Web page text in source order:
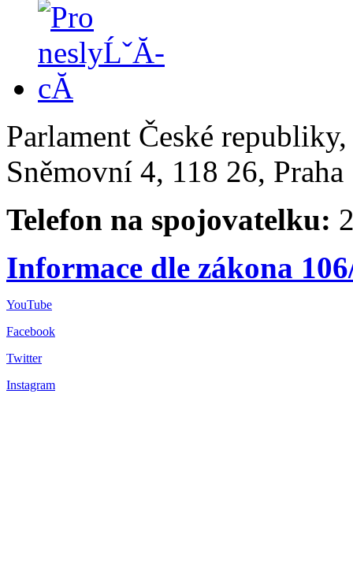
Parlament České
Sněmovní 4, 118 26,
Telefon na spojovatelku:
Informace dle zákona
YouTube
Facebook
Twitter
Instagram